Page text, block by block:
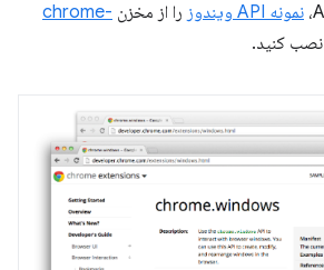
نمونه API ویندوز را از مخزن chrome-
نصب کنید.